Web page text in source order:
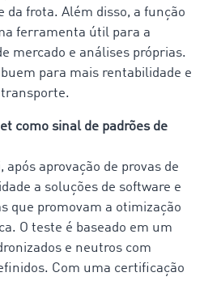
frota. Além disso, a função
ferramenta útil para a
mercado e análises próprias.
para mais rentabilidade e
como sinal de padrões de
aprovação de provas de
a soluções de software e
que promovam a otimização
O teste é baseado em um
e neutros com
Com uma certificação